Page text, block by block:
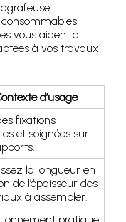
vous aident à
à vos travaux
d’usage
fixations
et soignées sur
la longueur en
de l’épaisseur des
à assembler.